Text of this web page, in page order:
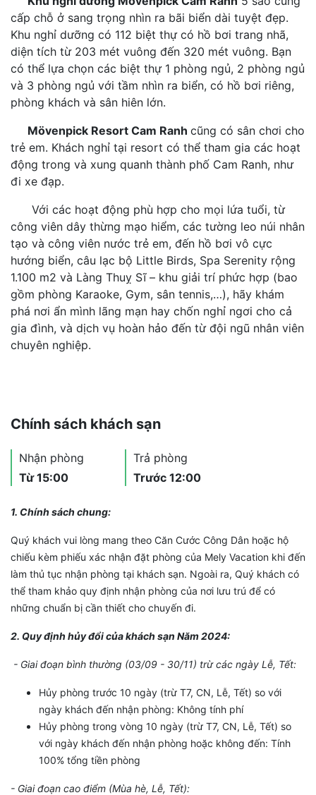
cấp chỗ ở sang trọng nhìn ra bãi biển dài tuyệt đẹp.
Khu nghỉ dưỡng có 112 biệt thự có hồ bơi trang nhã,
diện tích từ 203 mét vuông đến 320 mét vuông. Bạn
có thể lựa chọn các biệt thự 1 phòng ngủ, 2 phòng ngủ
và 3 phòng ngủ với tầm nhìn ra biển, có hồ bơi riêng,
phòng khách và sân hiên lớn.
Mövenpick Resort Cam Ranh cũng có sân chơi cho
trẻ em. Khách nghỉ tại resort có thể tham gia các hoạt
động trong và xung quanh thành phố Cam Ranh, như
đi xe đạp.
Với các hoạt động phù hợp cho mọi lứa tuổi, từ
công viên dây thừng mạo hiểm, các tường leo núi nhân
tạo và công viên nước trẻ em, đến hồ bơi vô cực
hướng biển, câu lạc bộ Little Birds, Spa Serenity rộng
1.100 m2 và Làng Thuỵ Sĩ – khu giải trí phức hợp (bao
gồm phòng Karaoke, Gym, sân tennis,…), hãy khám
phá nơi ẩn mình lãng mạn hay chốn nghỉ ngơi cho cả
gia đình, và dịch vụ hoàn hảo đến từ đội ngũ nhân viên
chuyên nghiệp.
Chính sách khách sạn
Nhận phòng
Từ 15:00
Trả phòng
Trước 12:00
1. Chính sách chung:
Quý khách vui lòng mang theo Căn Cước Công Dân hoặc hộ
chiếu kèm phiếu xác nhận đặt phòng của Mely Vacation khi đến
làm thủ tục nhận phòng tại khách sạn. Ngoài ra, Quý khách có
thể tham khảo quy định nhận phòng của nơi lưu trú để có
những chuẩn bị cần thiết cho chuyến đi.
2. Quy định hủy đổi của khách sạn Năm 2024:
- Giai đoạn bình thường (03/09 - 30/11) trừ các ngày Lễ, Tết:
Hủy phòng trước 10 ngày (trừ T7, CN, Lễ, Tết) so với
ngày khách đến nhận phòng: Không tính phí
Hủy phòng trong vòng 10 ngày (trừ T7, CN, Lễ, Tết) so
với ngày khách đến nhận phòng hoặc không đến: Tính
100% tổng tiền phòng
- Giai đoạn cao điểm (Mùa hè, Lễ, Tết):